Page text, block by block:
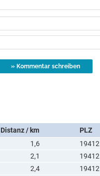
Distanz / km PLZ
1,6 19412
2,1 19412
2,4 19412